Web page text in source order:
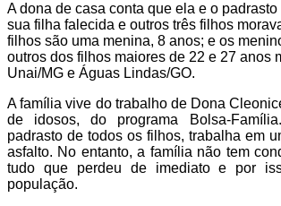
A dona de casa conta que ela e o
sua filha falecida e outros três filhos
filhos são uma menina, 8 anos; e os
outros dos filhos maiores de 22 e 27 anos
Unai/MG e Águas Lindas/GO.
A família vive do trabalho de Dona
de idosos, do programa Bolsa-
padrasto de todos os filhos, trabalha em
asfalto. No entanto, a família não tem
tudo que perdeu de imediato e por
população.